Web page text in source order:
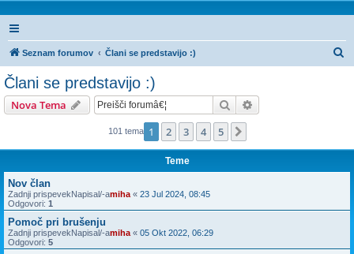
Seznam forumov Člani se predstavijo :)
Člani se predstavijo :)
Nova Tema Iskanje
101 tema 1 2 3 4 5
Teme
Nov član
Zadnji prispevekNapisal/-amiha « 23 Jul 2024, 08:45
Odgovori: 1
Pomoč pri brušenju
Zadnji prispevekNapisal/-amiha « 05 Okt 2022, 06:29
Odgovori: 5